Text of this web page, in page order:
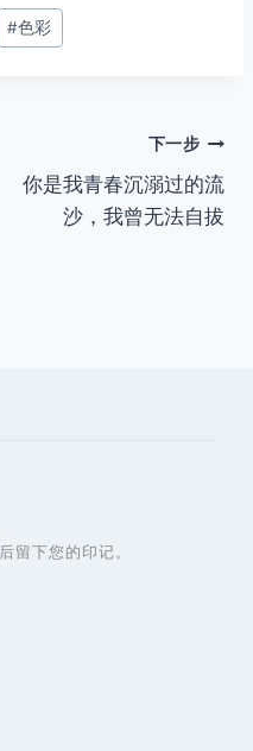
#色彩
下一步
你是我青春沉溺过的流
沙，我曾无法自拔
后留下您的印记。